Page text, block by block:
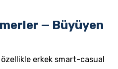
— Büyüyen
özellikle erkek smart-casual